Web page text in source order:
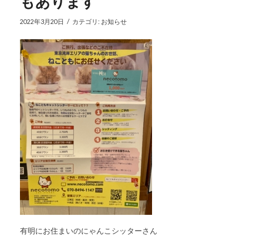
2022年3月20日 / カテゴリ: お知らせ
有明にお住まいのにゃんこシッターさん